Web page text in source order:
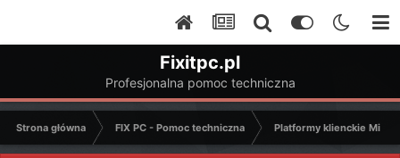
Fixitpc.pl
Profesjonalna pomoc techniczna
Strona główna FIX PC - Pomoc techniczna Platformy klienckie